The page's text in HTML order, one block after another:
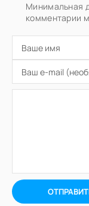
Минимальная
комментарии